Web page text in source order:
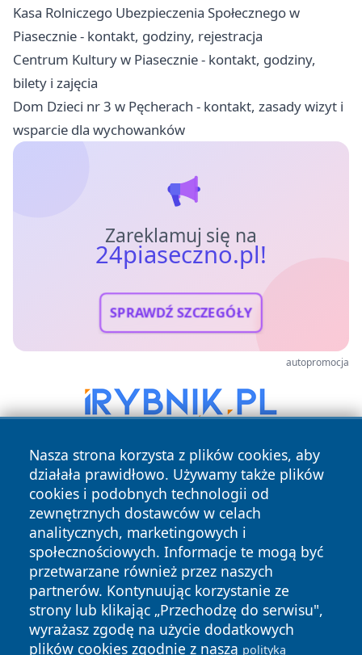
Kasa Rolniczego Ubezpieczenia Społecznego w
Piasecznie - kontakt, godziny, rejestracja
Centrum Kultury w Piasecznie - kontakt, godziny,
bilety i zajęcia
Dom Dzieci nr 3 w Pęcherach - kontakt, zasady wizyt i
wsparcie dla wychowanków
Zareklamuj się na
24piaseczno.pl!
SPRAWDŹ SZCZEGÓŁY
autopromocja
Nasza strona korzysta z plików cookies, aby
działała prawidłowo. Używamy także plików
cookies i podobnych technologii od
zewnętrznych dostawców w celach
analitycznych, marketingowych i
społecznościowych. Informacje te mogą być
przetwarzane również przez naszych
partnerów. Kontynuując korzystanie ze
strony lub klikając „Przechodzę do serwisu",
wyrażasz zgodę na użycie dodatkowych
plików cookies zgodnie z naszą polityką
Copyright © 2026 24piaseczno.pl Wszystkie prawa
zastrzeżone.
News Autorzy
Polityka
Prywatności
Polityka
Cookies